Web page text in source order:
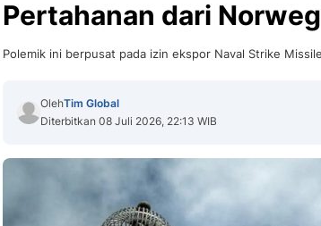
Pertahanan dari
Polemik ini berpusat pada izin ekspor Naval Strike
OlehTim Global
Diterbitkan 08 Juli 2026, 22:13 WIB